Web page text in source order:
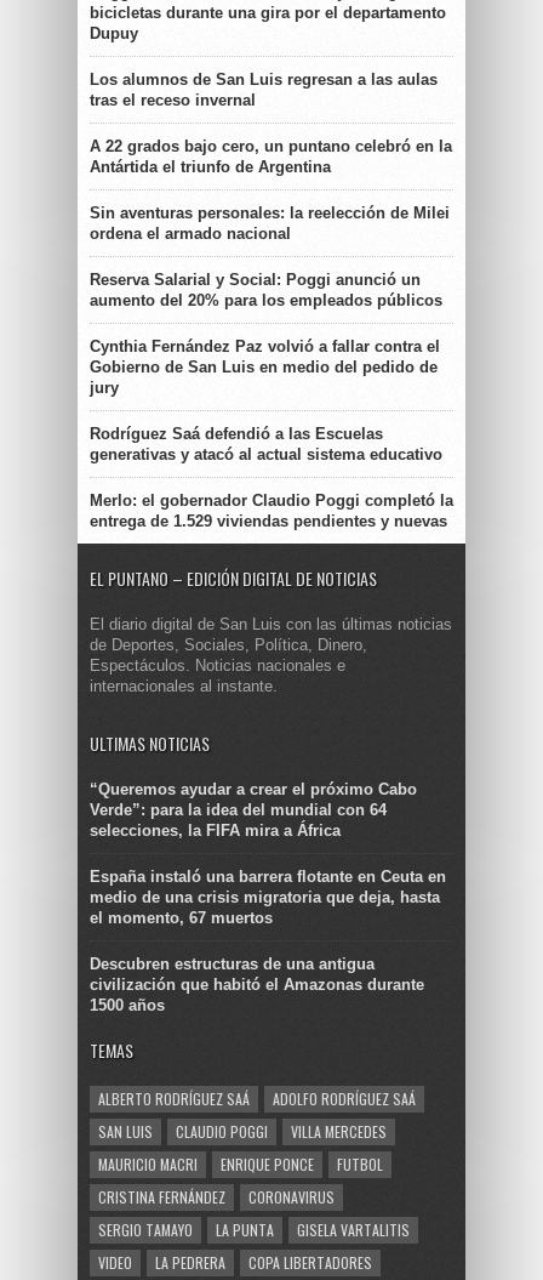
bicicletas durante una gira por el departamento
Dupuy
Los alumnos de San Luis regresan a las aulas
tras el receso invernal
A 22 grados bajo cero, un puntano celebró en la
Antártida el triunfo de Argentina
Sin aventuras personales: la reelección de Milei
ordena el armado nacional
Reserva Salarial y Social: Poggi anunció un
aumento del 20% para los empleados públicos
Cynthia Fernández Paz volvió a fallar contra el
Gobierno de San Luis en medio del pedido de
jury
Rodríguez Saá defendió a las Escuelas
generativas y atacó al actual sistema educativo
Merlo: el gobernador Claudio Poggi completó la
entrega de 1.529 viviendas pendientes y nuevas
EL PUNTANO – EDICIÓN DIGITAL DE NOTICIAS
El diario digital de San Luis con las últimas noticias
de Deportes, Sociales, Política, Dinero,
Espectáculos. Noticias nacionales e
internacionales al instante.
ULTIMAS NOTICIAS
“Queremos ayudar a crear el próximo Cabo
Verde”: para la idea del mundial con 64
selecciones, la FIFA mira a África
España instaló una barrera flotante en Ceuta en
medio de una crisis migratoria que deja, hasta
el momento, 67 muertos
Descubren estructuras de una antigua
civilización que habitó el Amazonas durante
1500 años
TEMAS
ALBERTO RODRÍGUEZ SAÁ
ADOLFO RODRÍGUEZ SAÁ
SAN LUIS
CLAUDIO POGGI
VILLA MERCEDES
MAURICIO MACRI
ENRIQUE PONCE
FUTBOL
CRISTINA FERNÁNDEZ
CORONAVIRUS
SERGIO TAMAYO
LA PUNTA
GISELA VARTALITIS
VIDEO
LA PEDRERA COPA LIBERTADORES